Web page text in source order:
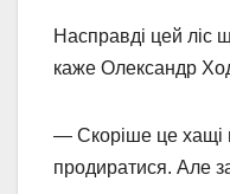
Насправді цей ліс
каже Олександр
— Скоріше це хащі
продиратися. Але